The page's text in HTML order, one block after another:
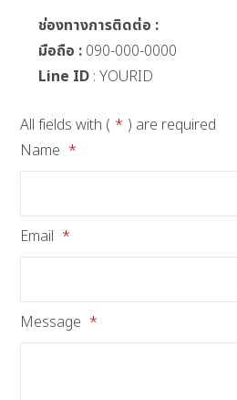
ช่องทางการติดต่อ :
มือถือ : 090-000-0000
Line ID : YOURID
All fields with ( * ) are required
Name *
Email *
Message *